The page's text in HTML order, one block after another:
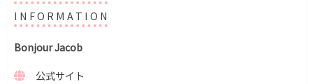
I N F O R M A T I O N
Bonjour Jacob
公式サイト